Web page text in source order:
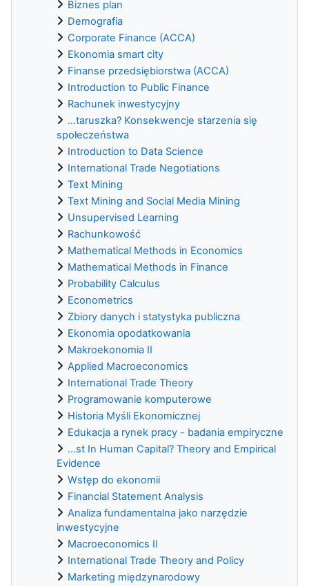
Biznes plan
Demografia
Corporate Finance (ACCA)
Ekonomia smart city
Finanse przedsiębiorstwa (ACCA)
Introduction to Public Finance
Rachunek inwestycyjny
...taruszka? Konsekwencje starzenia się
społeczeństwa
Introduction to Data Science
International Trade Negotiations
Text Mining
Text Mining and Social Media Mining
Unsupervised Learning
Rachunkowość
Mathematical Methods in Economics
Mathematical Methods in Finance
Probability Calculus
Econometrics
Zbiory danych i statystyka publiczna
Ekonomia opodatkowania
Makroekonomia II
Applied Macroeconomics
International Trade Theory
Programowanie komputerowe
Historia Myśli Ekonomicznej
Edukacja a rynek pracy - badania empiryczne
...st In Human Capital? Theory and Empirical
Evidence
Wstęp do ekonomii
Financial Statement Analysis
Analiza fundamentalna jako narzędzie
inwestycyjne
Macroeconomics II
International Trade Theory and Policy
Marketing międzynarodowy